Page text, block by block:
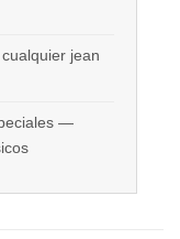
jean
—